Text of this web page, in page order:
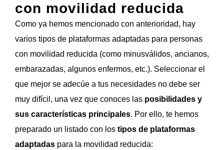
con movilidad reducida
Como ya hemos mencionado con anterioridad, hay
varios tipos de plataformas adaptadas para personas
con movilidad reducida (como minusválidos, ancianos,
embarazadas, algunos enfermos, etc.). Seleccionar el
que mejor se adecúe a tus necesidades no debe ser
muy difícil, una vez que conoces las posibilidades y
sus características principales. Por ello, te hemos
preparado un listado con los tipos de plataformas
adaptadas para la movilidad reducida: